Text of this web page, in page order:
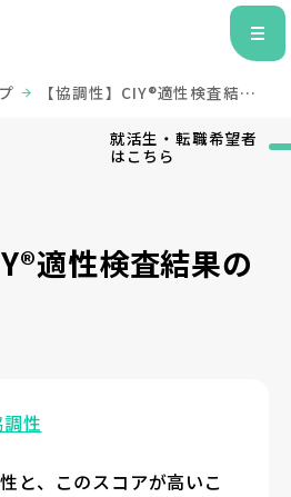
【協調性】CIY®適性検査結果
就活生・転職希望者
はこちら
適性検査結果の
性
と、このスコアが高いこ